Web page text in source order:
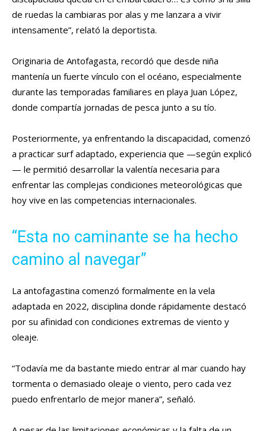
de ruedas la cambiaras por alas y me lanzara a vivir
intensamente”, relató la deportista.
Originaria de Antofagasta, recordó que desde niña
mantenía un fuerte vínculo con el océano, especialmente
durante las temporadas familiares en playa Juan López,
donde compartía jornadas de pesca junto a su tío.
Posteriormente, ya enfrentando la discapacidad, comenzó
a practicar surf adaptado, experiencia que —según explicó
— le permitió desarrollar la valentía necesaria para
enfrentar las complejas condiciones meteorológicas que
hoy vive en las competencias internacionales.
“Esta no caminante se ha hecho
camino al navegar”
La antofagastina comenzó formalmente en la vela
adaptada en 2022, disciplina donde rápidamente destacó
por su afinidad con condiciones extremas de viento y
oleaje.
“Todavía me da bastante miedo entrar al mar cuando hay
tormenta o demasiado oleaje o viento, pero cada vez
puedo enfrentarlo de mejor manera”, señaló.